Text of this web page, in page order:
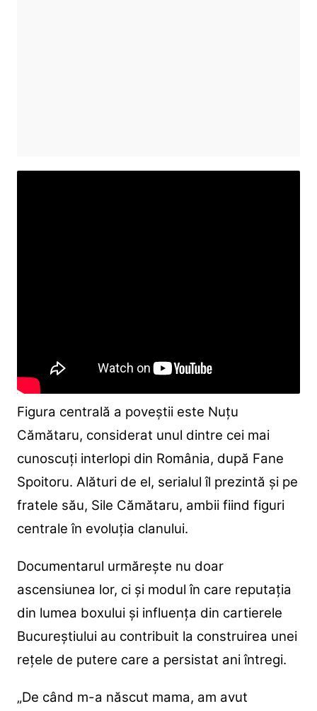
Figura centrală a poveștii este Nuțu
Cămătaru, considerat unul dintre cei mai
cunoscuți interlopi din România, după Fane
Spoitoru. Alături de el, serialul îl prezintă și pe
fratele său, Sile Cămătaru, ambii fiind figuri
centrale în evoluția clanului.
Documentarul urmărește nu doar
ascensiunea lor, ci și modul în care reputația
din lumea boxului și influența din cartierele
Bucureștiului au contribuit la construirea unei
rețele de putere care a persistat ani întregi.
„De când m-a născut mama, am avut